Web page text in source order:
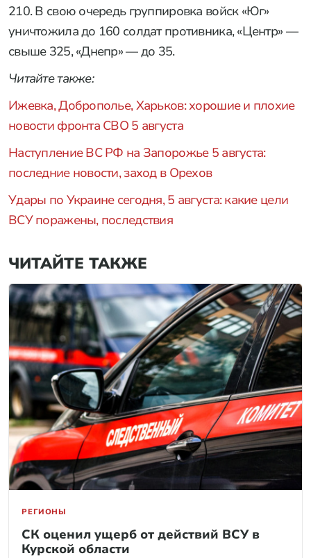
210. В свою очередь группировка войск «Юг»
уничтожила до 160 солдат противника, «Центр» —
свыше 325, «Днепр» — до 35.
Читайте также:
Ижевка, Доброполье, Харьков: хорошие и плохие
новости фронта СВО 5 августа
Наступление ВС РФ на Запорожье 5 августа:
последние новости, заход в Орехов
Удары по Украине сегодня, 5 августа: какие цели
ВСУ поражены, последствия
ЧИТАЙТЕ ТАКЖЕ
РЕГИОНЫ
СК оценил ущерб от действий ВСУ в
Курской области